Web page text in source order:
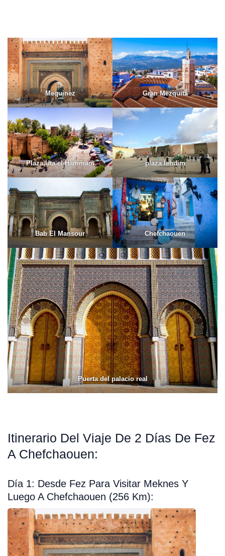
Mequinez Gran Mezquita
Plaza Uta el-Hammam plaza lehdim
Bab El Mansour Chefchaouen
Puerta del palacio real
Itinerario Del Viaje De 2 Días De Fez
A Chefchaouen:
Día 1: Desde Fez Para Visitar Meknes Y
Luego A Chefchaouen (256 Km):